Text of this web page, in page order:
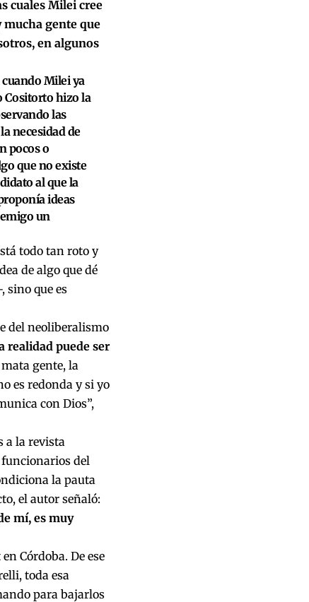
cuales Milei cree
mucha gente que
en algunos
Milei ya
Cositorto hizo la
las
necesidad de
pocos o
que no existe
al que la
ideas
un
todo tan roto y
de algo que dé
sino que es
del neoliberalismo
realidad puede ser
gente, la
es redonda y si yo
con Dios”,
a la revista
funcionarios del
la pauta
el autor señaló:
mí, es muy
Córdoba. De ese
toda esa
para bajarlos